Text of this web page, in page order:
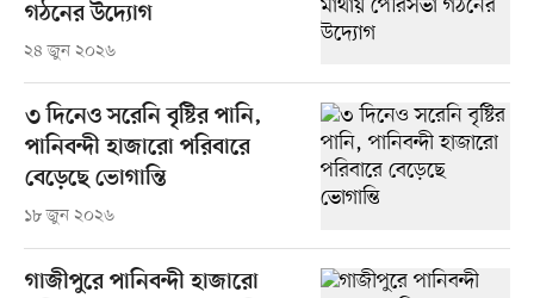
গঠনের উদ্যোগ
২৪ জুন ২০২৬
৩ দিনেও সরেনি বৃষ্টির পানি,
পানিবন্দী হাজারো পরিবারে
বেড়েছে ভোগান্তি
১৮ জুন ২০২৬
গাজীপুরে পানিবন্দী হাজারো